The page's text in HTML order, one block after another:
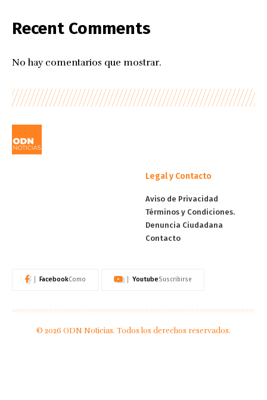
Recent Comments
No hay comentarios que mostrar.
Legal y Contacto
Aviso de Privacidad
Términos y Condiciones.
Denuncia Ciudadana
Contacto
FacebookComo YoutubeSuscribirse
© 2026 ODN Noticias. Todos los derechos reservados.